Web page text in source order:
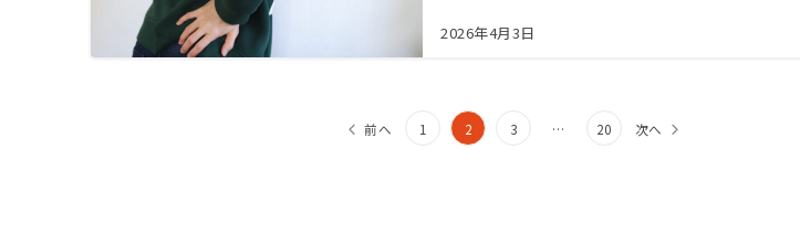
2026年4月3日
前へ 1 2 3 … 20 次へ